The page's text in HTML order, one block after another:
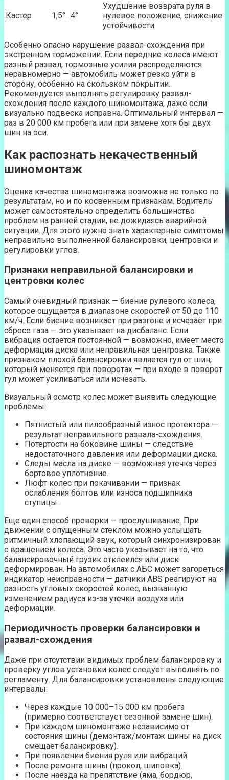
Кастер 1,5°…4°
Ухудшение возврата руля в
нулевое положение, снижение
устойчивости
Особенно опасно нарушение развал-схождения при
экстренном торможении. Если передние колеса имеют
разный развал, тормозные усилия распределяются
неравномерно — автомобиль может резко уйти в
сторону, особенно на скользком покрытии.
Рекомендуется выполнять регулировку развал-
схождения после каждого шиномонтажа, даже если
визуально подвеска исправна. Оптимальный интервал —
раз в 20 000 км пробега или при замене хотя бы двух
шин на оси.
Как распознать некачественный
шиномонтаж
Оценка качества шиномонтажа возможна не только по
результатам, но и по косвенным признакам. Водитель
может самостоятельно определить большинство
проблем на ранней стадии, не дожидаясь аварийной
ситуации. Для этого нужно знать характерные симптомы
неправильно выполненной балансировки, центровки и
регулировки углов.
Признаки неправильной балансировки и
центровки колес
Самый очевидный признак — биение рулевого колеса,
которое ощущается в диапазоне скоростей от 50 до 110
км/ч. Если биение возникает при разгоне и исчезает при
сбросе газа — это указывает на дисбаланс. Если
вибрация остается постоянной — возможно, имеет место
деформация диска или неправильная центровка. Также
признаком плохой балансировки является гул от шин,
который меняется при поворотах — при входе в поворот
гул может усиливаться или исчезать.
Визуальный осмотр колес может выявить следующие
проблемы:
Пятнистый или пилообразный износ протектора —
результат неправильного развала-схождения.
Потертости на боковине шины — следствие
недостаточного давления или деформации диска.
Следы масла на диске — возможная утечка через
бортовое уплотнение.
Люфт колес при покачивании — признак
ослабления болтов или износа подшипника
ступицы.
Еще один способ проверки — прослушивание. При
движении с опущенным стеклом можно услышать
ритмичный хлопающий звук, который синхронизирован
с вращением колеса. Это часто указывает на то, что
балансировочный грузик отклеился или диск
деформирован. На автомобилях с АБС может загореться
индикатор неисправности — датчики ABS реагируют на
разность угловых скоростей колес, вызванную
изменением радиуса из-за утечки воздуха или
деформации.
Периодичность проверки балансировки и
развал-схождения
Даже при отсутствии видимых проблем балансировку и
проверку углов установки колес следует выполнять по
регламенту. Для балансировки установлены следующие
интервалы:
Через каждые 10 000–15 000 км пробега
(примерно соответствует сезонной замене шин).
При каждом шиномонтаже независимо от
состояния шины (демонтаж/монтаж шины на диск
смещает балансировку).
При появлении биения руля или вибраций.
После ремонта шины (прокол, шиповка).
После наезда на препятствие (яма, бордюр,